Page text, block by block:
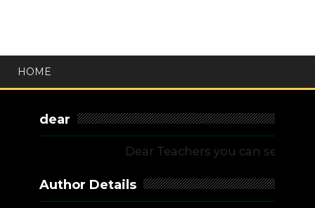
HOME
dear
Dear Teachers you can send their
Author Details